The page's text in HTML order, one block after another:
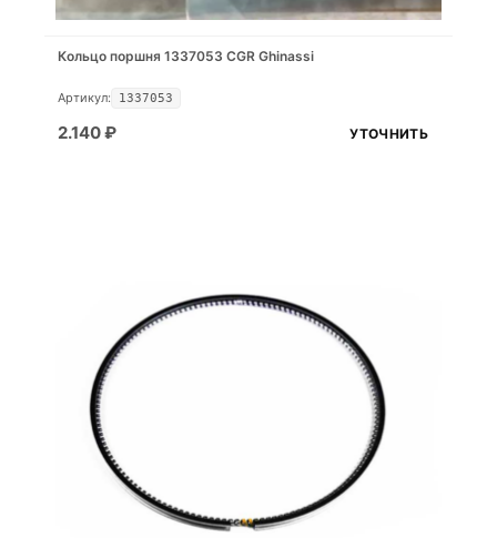
Кольцо поршня 1337053 CGR Ghinassi
Артикул: 1337053
2.140₽ УТОЧНИТЬ